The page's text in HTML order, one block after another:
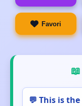
Favori
💬 This is